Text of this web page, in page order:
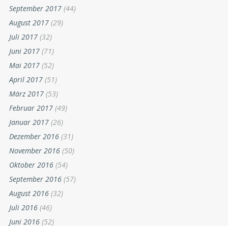
September 2017 (44)
August 2017 (29)
Juli 2017 (32)
Juni 2017 (71)
Mai 2017 (52)
April 2017 (51)
März 2017 (53)
Februar 2017 (49)
Januar 2017 (26)
Dezember 2016 (31)
November 2016 (50)
Oktober 2016 (54)
September 2016 (57)
August 2016 (32)
Juli 2016 (46)
Juni 2016 (52)